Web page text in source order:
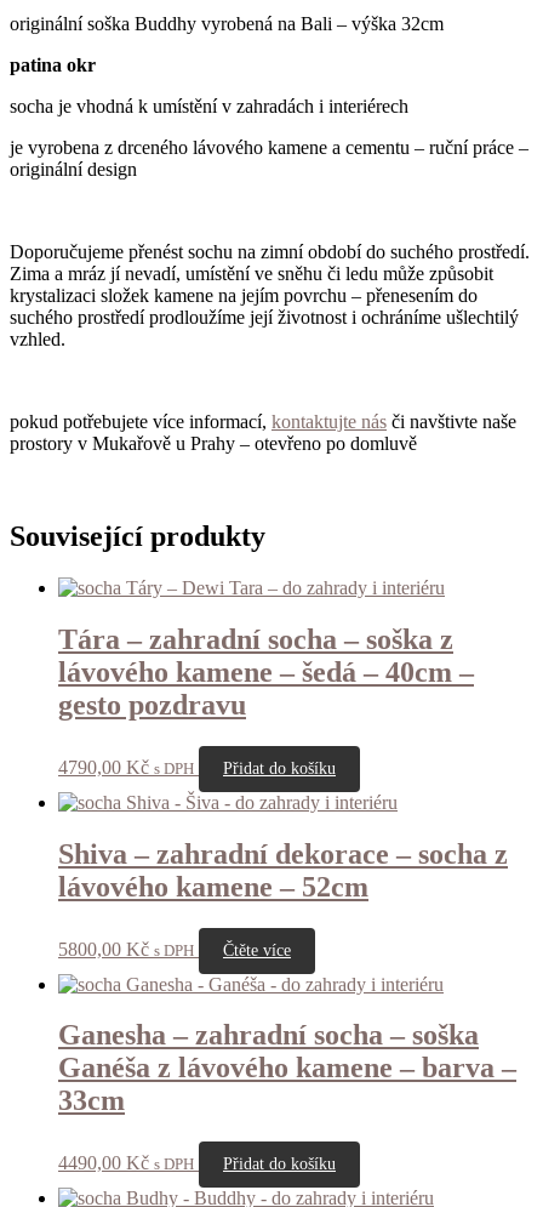
originální soška Buddhy vyrobená na Bali – výška 32cm
patina okr
socha je vhodná k umístění v zahradách i interiérech
je vyrobena z drceného lávového kamene a cementu – ruční práce –
originální design
Doporučujeme přenést sochu na zimní období do suchého prostředí.
Zima a mráz jí nevadí, umístění ve sněhu či ledu může způsobit
krystalizaci složek kamene na jejím povrchu – přenesením do
suchého prostředí prodloužíme její životnost i ochráníme ušlechtilý
vzhled.
pokud potřebujete více informací, kontaktujte nás či navštivte naše
prostory v Mukařově u Prahy – otevřeno po domluvě
Související produkty
Tára – zahradní socha – soška z
lávového kamene – šedá – 40cm –
gesto pozdravu
4790,00 Kč s DPH Přidat do košíku
Shiva – zahradní dekorace – socha z
lávového kamene – 52cm
5800,00 Kč s DPH Čtěte více
Ganesha – zahradní socha – soška
Ganéša z lávového kamene – barva –
33cm
4490,00 Kč s DPH Přidat do košíku